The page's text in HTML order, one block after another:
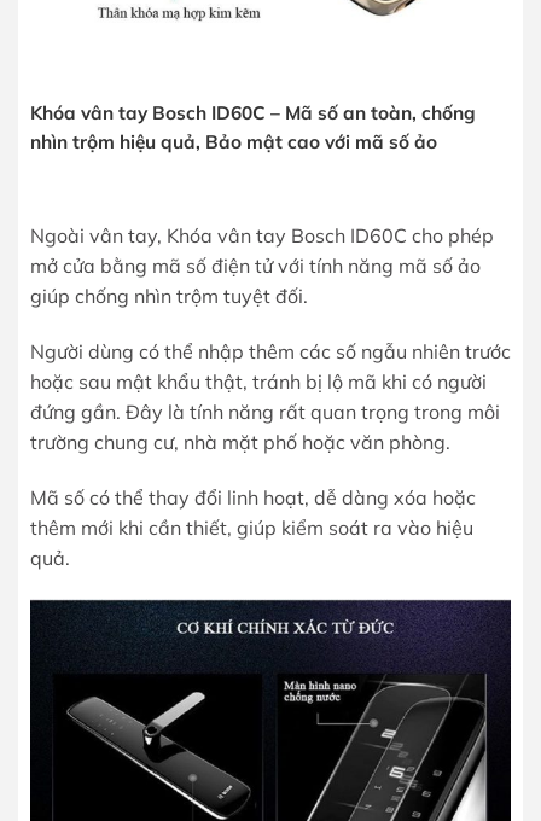
Khóa vân tay Bosch ID60C – Mã số an toàn, chống
nhìn trộm hiệu quả, Bảo mật cao với mã số ảo
Ngoài vân tay, Khóa vân tay Bosch ID60C cho phép
mở cửa bằng mã số điện tử với tính năng mã số ảo
giúp chống nhìn trộm tuyệt đối.
Người dùng có thể nhập thêm các số ngẫu nhiên trước
hoặc sau mật khẩu thật, tránh bị lộ mã khi có người
đứng gần. Đây là tính năng rất quan trọng trong môi
trường chung cư, nhà mặt phố hoặc văn phòng.
Mã số có thể thay đổi linh hoạt, dễ dàng xóa hoặc
thêm mới khi cần thiết, giúp kiểm soát ra vào hiệu
quả.